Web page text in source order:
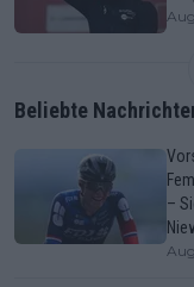
Beliebte
–